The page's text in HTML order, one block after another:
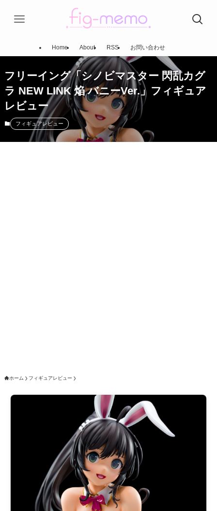
Home About RSS お問い合わせ
フリーイング「シノビマスター 閃乱カグ
ラ NEW LINK 焔 バニーVer.」フィギュア
レビュー
フィギュアレビュー
ホーム フィギュアレビュー